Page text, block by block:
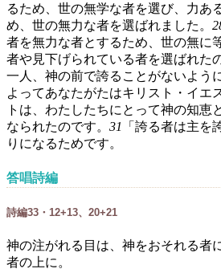
るため、世の無学な者を選び、力あ
め、世の無力な者を選ばれました。
者を無力な者とするため、世の無に
者や見下げられている者を選ばれた
一人、神の前で誇ることがないよう
よってあなたがたはキリスト・イエ
トは、わたしたちにとって神の知恵
なられたのです。 31
「誇る者は主を
りになるためです。
答唱詩編
詩編33・12+13、20+21
神の注がれる目は、神をおそれる者
者の上に。